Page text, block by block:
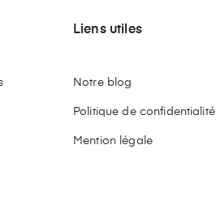
Liens utiles
Notre blog
Politique de confidentialité
Mention légale